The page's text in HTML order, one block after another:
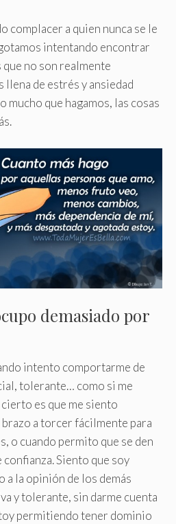
complacer a quien nunca se le
intentando encontrar
no son realmente
de estrés y ansiedad
mucho que hagamos, las cosas
demasiado por
intento comportarme de
tolerante… como si me
es que me siento
a torcer fácilmente para
o cuando permito que se den
Siento que soy
a la opinión de los demás
y tolerante, sin darme cuenta
permitiendo tener dominio